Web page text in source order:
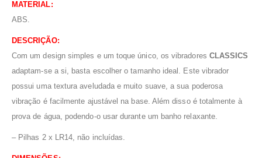
MATERIAL:
ABS.
DESCRIÇÃO:
Com um design simples e um toque único, os vibradores CLASSICS
adaptam-se a si, basta escolher o tamanho ideal. Este vibrador
possui uma textura aveludada e muito suave, a sua poderosa
vibração é facilmente ajustável na base. Além disso é totalmente à
prova de água, podendo-o usar durante um banho relaxante.
– Pilhas 2 x LR14, não incluídas.